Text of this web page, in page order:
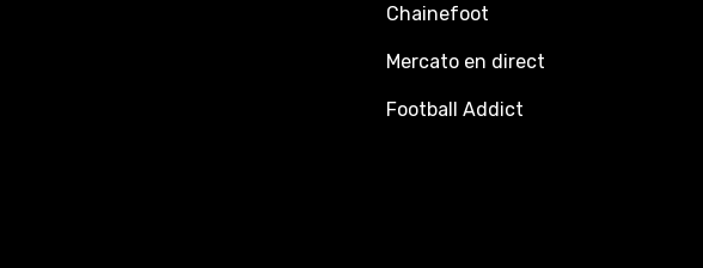
Chainefoot
Mercato en direct
Football Addict